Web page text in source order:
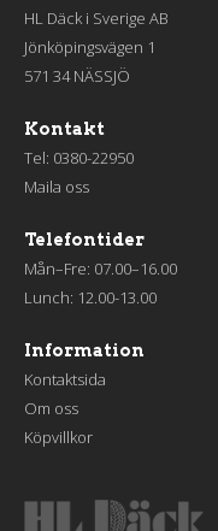
HL Däck i Sverige AB
Jönköpingsvägen 1
571 34 NÄSSJÖ
Kontakt
Tel: 0380-22950
Maila oss
Telefontider
Mån–Fre: 07.00–16.00
Lunch: 12.00-13.00
Information
Kontaktsida
Om oss
Köpvillkor